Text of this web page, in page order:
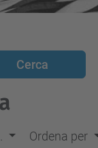
Ordena per